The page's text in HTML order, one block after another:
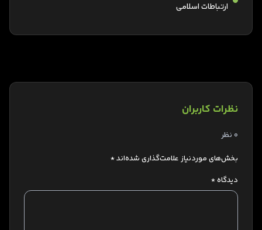
ارتباطات اسلامی
نظرات کاربران
0 نظر
بخش‌های موردنیاز علامت‌گذاری شده‌اند*
دیدگاه*